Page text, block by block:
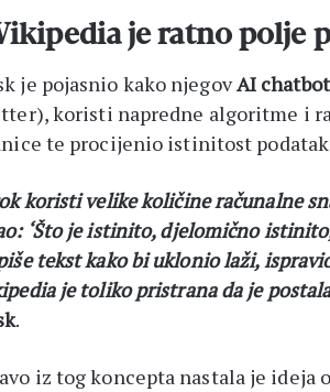
je ratno polje
je pojasnio kako njegovAI
koristi napredne algoritme i
te procijenio istinitost
koristi velike količine računalne
‘Što je istinito, djelomično
tekst kako bi uklonio laži,
je toliko pristrana da je
.
iz tog koncepta nastala je ideja o